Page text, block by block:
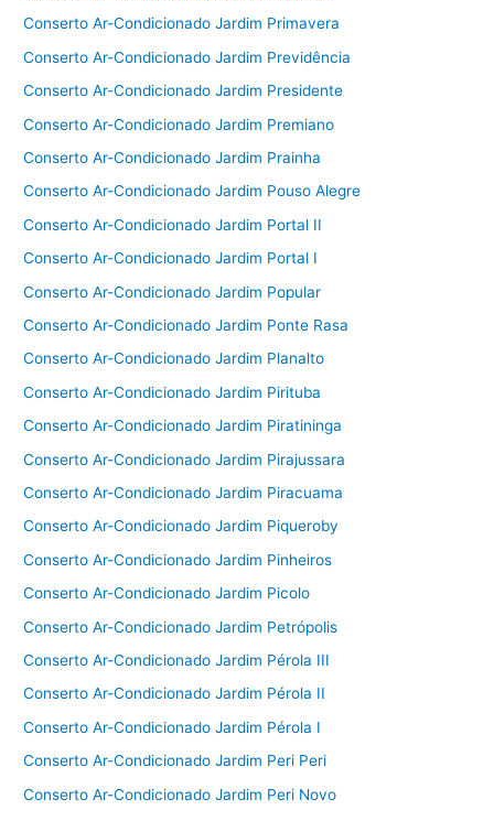
Conserto Ar-Condicionado Jardim Primavera
Conserto Ar-Condicionado Jardim Previdência
Conserto Ar-Condicionado Jardim Presidente
Conserto Ar-Condicionado Jardim Premiano
Conserto Ar-Condicionado Jardim Prainha
Conserto Ar-Condicionado Jardim Pouso Alegre
Conserto Ar-Condicionado Jardim Portal II
Conserto Ar-Condicionado Jardim Portal I
Conserto Ar-Condicionado Jardim Popular
Conserto Ar-Condicionado Jardim Ponte Rasa
Conserto Ar-Condicionado Jardim Planalto
Conserto Ar-Condicionado Jardim Pirituba
Conserto Ar-Condicionado Jardim Piratininga
Conserto Ar-Condicionado Jardim Pirajussara
Conserto Ar-Condicionado Jardim Piracuama
Conserto Ar-Condicionado Jardim Piqueroby
Conserto Ar-Condicionado Jardim Pinheiros
Conserto Ar-Condicionado Jardim Picolo
Conserto Ar-Condicionado Jardim Petrópolis
Conserto Ar-Condicionado Jardim Pérola III
Conserto Ar-Condicionado Jardim Pérola II
Conserto Ar-Condicionado Jardim Pérola I
Conserto Ar-Condicionado Jardim Peri Peri
Conserto Ar-Condicionado Jardim Peri Novo